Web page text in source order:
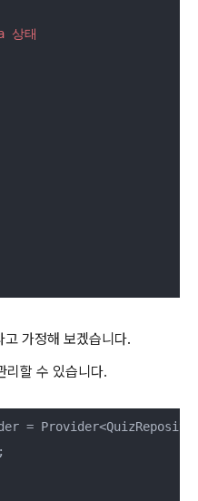
상태
가정해 보겠습니다.
리할 수 있습니다.
=